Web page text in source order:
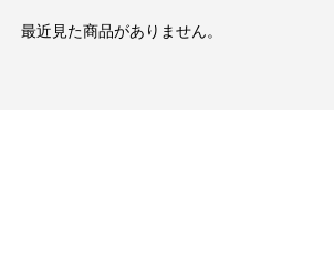
最近見た商品がありません。